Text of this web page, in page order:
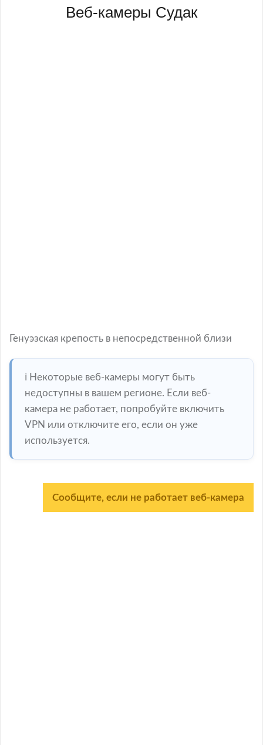
Веб-камеры Судак
Генуэзская крепость в непосредственной близи
ℹ️ Некоторые веб-камеры могут быть
недоступны в вашем регионе. Если веб-
камера не работает, попробуйте включить
VPN или отключите его, если он уже
используется.
Сообщите, если не работает веб-камера